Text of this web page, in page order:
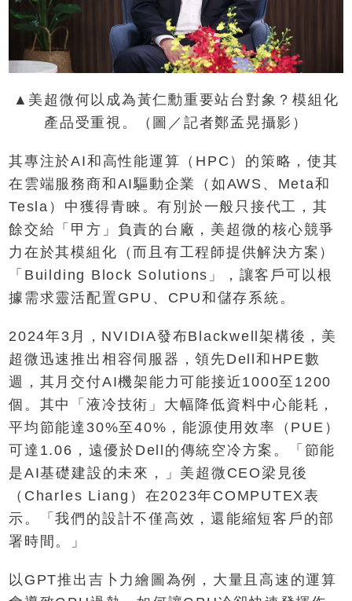
▲美超微何以成為黃仁勳重要站台對象？模組化
產品受重視。（圖／記者鄭孟晃攝影）
其專注於AI和高性能運算（HPC）的策略，使其
在雲端服務商和AI驅動企業（如AWS、Meta和
Tesla）中獲得青睞。有別於一般只接代工，其
餘交給「甲方」負責的台廠，美超微的核心競爭
力在於其模組化（而且有工程師提供解決方案）
「Building Block Solutions」，讓客戶可以根
據需求靈活配置GPU、CPU和儲存系統。
2024年3月，NVIDIA發布Blackwell架構後，美
超微迅速推出相容伺服器，領先Dell和HPE數
週，其月交付AI機架能力可能接近1000至1200
個。其中「液冷技術」大幅降低資料中心能耗，
平均節能達30%至40%，能源使用效率（PUE）
可達1.06，遠優於Dell的傳統空冷方案。「節能
是AI基礎建設的未來，」美超微CEO梁見後
（Charles Liang）在2023年COMPUTEX表
示。「我們的設計不僅高效，還能縮短客戶的部
署時間。」
以GPT推出吉卜力繪圖為例，大量且高速的運算